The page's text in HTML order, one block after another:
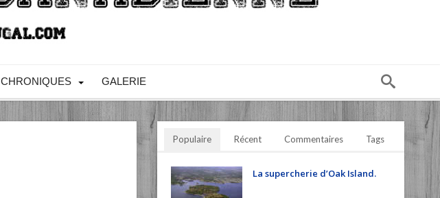
CHRONIQUES GALERIE
Populaire Récent Commentaires Tags
La supercherie d’Oak Island.